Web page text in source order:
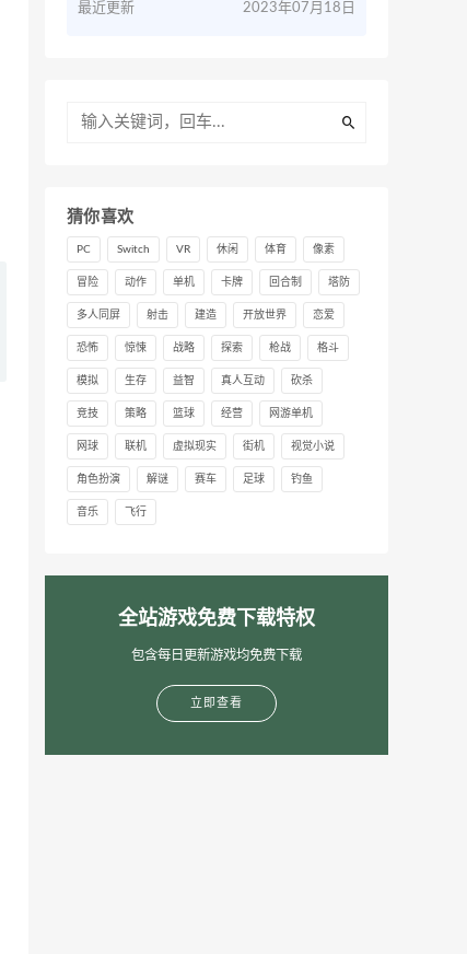
最近更新 2023年07月18日
猜你喜欢
PC Switch VR 休闲 体育 像素
冒险 动作 单机 卡牌 回合制 塔防
多人同屏 射击 建造 开放世界 恋爱
恐怖 惊悚 战略 探索 枪战 格斗
模拟 生存 益智 真人互动 砍杀
竞技 策略 篮球 经营 网游单机
网球 联机 虚拟现实 街机 视觉小说
角色扮演 解谜 赛车 足球 钓鱼
音乐 飞行
全站游戏免费下载特权
包含每日更新游戏均免费下载
立即查看